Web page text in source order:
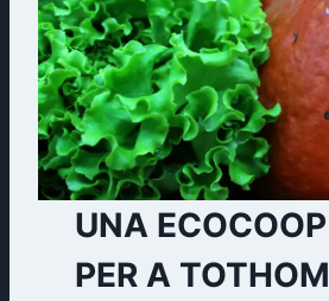
UNA ECOCOOP
PER A TOTHOM